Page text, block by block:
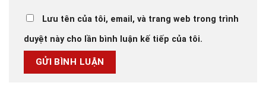
Lưu tên của tôi, email, và trang web trong trình
duyệt này cho lần bình luận kế tiếp của tôi.